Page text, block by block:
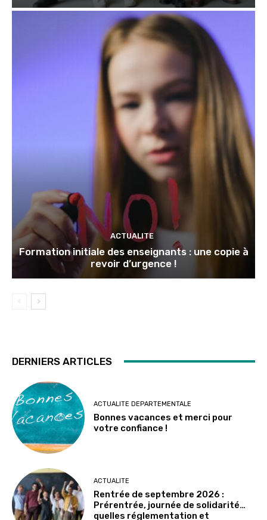
ACTUALITE
Formation initiale des enseignants : une copie à
revoir d’urgence !
DERNIERS ARTICLES
ACTUALITE DEPARTEMENTALE
Bonnes vacances et merci pour
votre confiance !
ACTUALITE
Rentrée de septembre 2026 :
Prérentrée, journée de solidarité…
quelles réglementation et